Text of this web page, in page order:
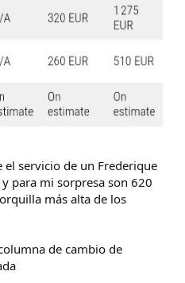
el servicio de un Frederique
para mi sorpresa son 620
más alta de los
de cambio de